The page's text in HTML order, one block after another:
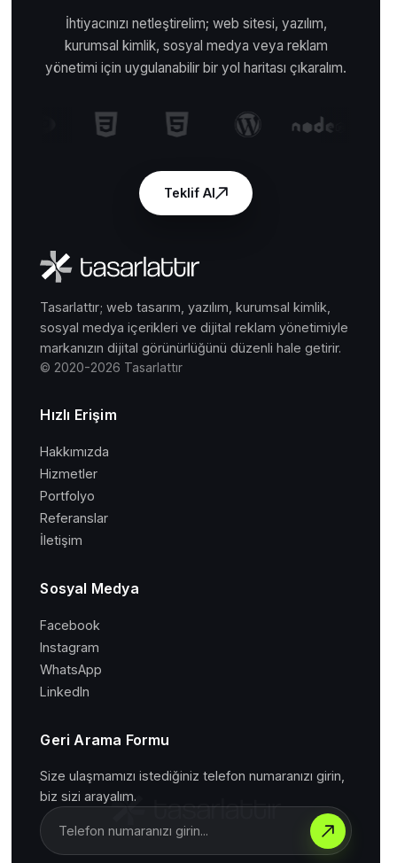
İhtiyacınızı netleştirelim; web sitesi, yazılım,
kurumsal kimlik, sosyal medya veya reklam
yönetimi için uygulanabilir bir yol haritası çıkaralım.
Teklif Al
Tasarlattır; web tasarım, yazılım, kurumsal kimlik,
sosyal medya içerikleri ve dijital reklam yönetimiyle
markanızın dijital görünürlüğünü düzenli hale getirir.
© 2020-2026 Tasarlattır
Hızlı Erişim
Hakkımızda
Hizmetler
Portfolyo
Referanslar
İletişim
Sosyal Medya
Facebook
Instagram
WhatsApp
LinkedIn
Geri Arama Formu
Size ulaşmamızı istediğiniz telefon numaranızı girin,
biz sizi arayalım.